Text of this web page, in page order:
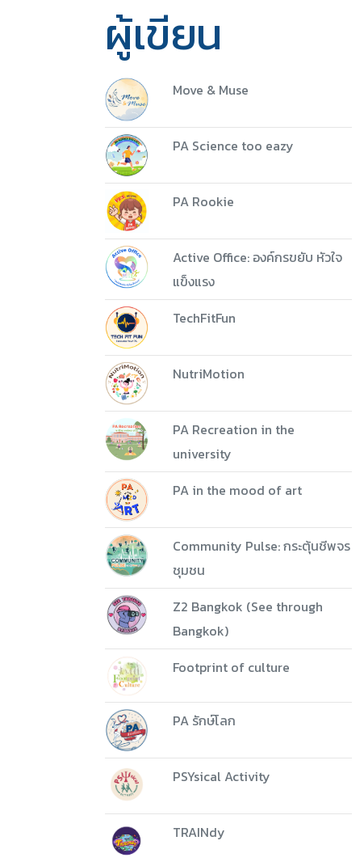
Download
ผู้เขียน
Move & Muse
PA Science too eazy
PA Rookie
Active Office: องค์กรขยับ หัวใจ
แข็งแรง
TechFitFun
NutriMotion
PA Recreation in the
university
PA in the mood of art
Community Pulse: กระตุ้นชีพจร
ชุมชน
Z2 Bangkok (See through
Bangkok)
Footprint of culture
PA รักษ์โลก
PSYsical Activity
TRAINdy